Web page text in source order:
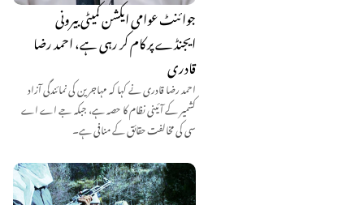
جوائنٹ عوامی ایکشن کمیٹی بیرونی
ایجنڈے پر کام کر رہی ہے، احمد رضا
قادری
احمد رضا قادری نے کہا کہ مہاجرین کی نمائندگی آزاد
کشمیر کے آئینی نظام کا حصہ ہے، جبکہ جے اے اے
سی کی مخالفت حقائق کے منافی ہے۔